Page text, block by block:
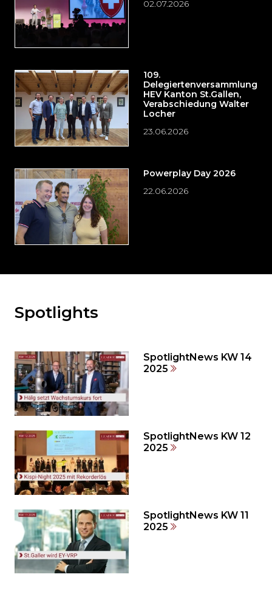
02.07.2026
109.
Delegiertenversammlung
HEV Kanton St.Gallen,
Verabschiedung Walter
Locher
23.06.2026
Powerplay Day 2026
22.06.2026
Möchten
den
weiteren
Inhalt
auslassen
und
zum
Seitenende
springen?
Spotlights
SpotlightNews KW 14
2025
SpotlightNews KW 12
2025
SpotlightNews KW 11
2025